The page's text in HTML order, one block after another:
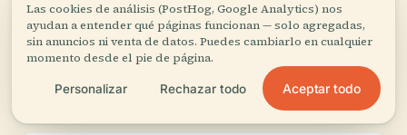
Material Visual
Las cookies de análisis (PostHog, Google Analytics) nos
ayudan a entender qué páginas funcionan — solo agregadas,
sin anuncios ni venta de datos. Puedes cambiarlo en cualquier
momento desde el pie de página.
Personalizar Rechazar todo Aceptar todo